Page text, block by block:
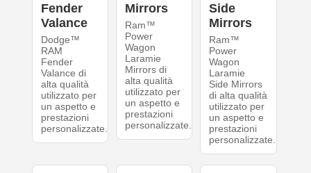
Fender
Valance
Dodge™
RAM
Fender
Valance di
alta qualità
utilizzato per
un aspetto e
prestazioni
personalizzate.
Mirrors
Ram™
Power
Wagon
Laramie
Mirrors di
alta qualità
utilizzato per
un aspetto e
prestazioni
personalizzate.
Side
Mirrors
Ram™
Power
Wagon
Laramie
Side Mirrors
di alta qualità
utilizzato per
un aspetto e
prestazioni
personalizzate.